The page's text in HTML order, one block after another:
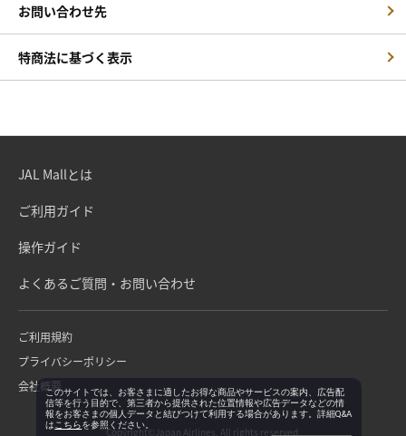
お問い合わせ先
特商法に基づく表示
JAL Mallとは
ご利用ガイド
操作ガイド
よくあるご質問・お問い合わせ
ご利用規約
プライバシーポリシー
会社概要
Copyright©Japan Airlines. All rights reserved.
このサイトでは、お客さまに適したお得な商品やサービスの案内、広告配
信等を行う目的で、第三者から提供された位置情報や広告データなどの情
報をお客さまの個人データと結びつけて利用する場合があります。詳細Q&A
は こちらを参照ください。